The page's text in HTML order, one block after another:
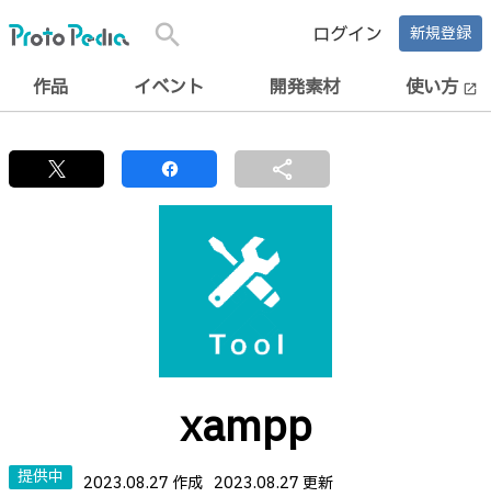
search ログイン 新規登録
作品 イベント 開発素材 使い方 open_in_new
share
xampp
提供中 2023.08.27 作成 2023.08.27 更新